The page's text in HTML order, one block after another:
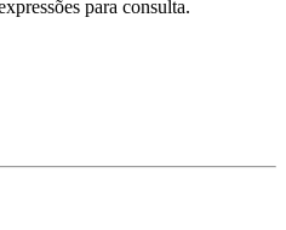
para consulta.